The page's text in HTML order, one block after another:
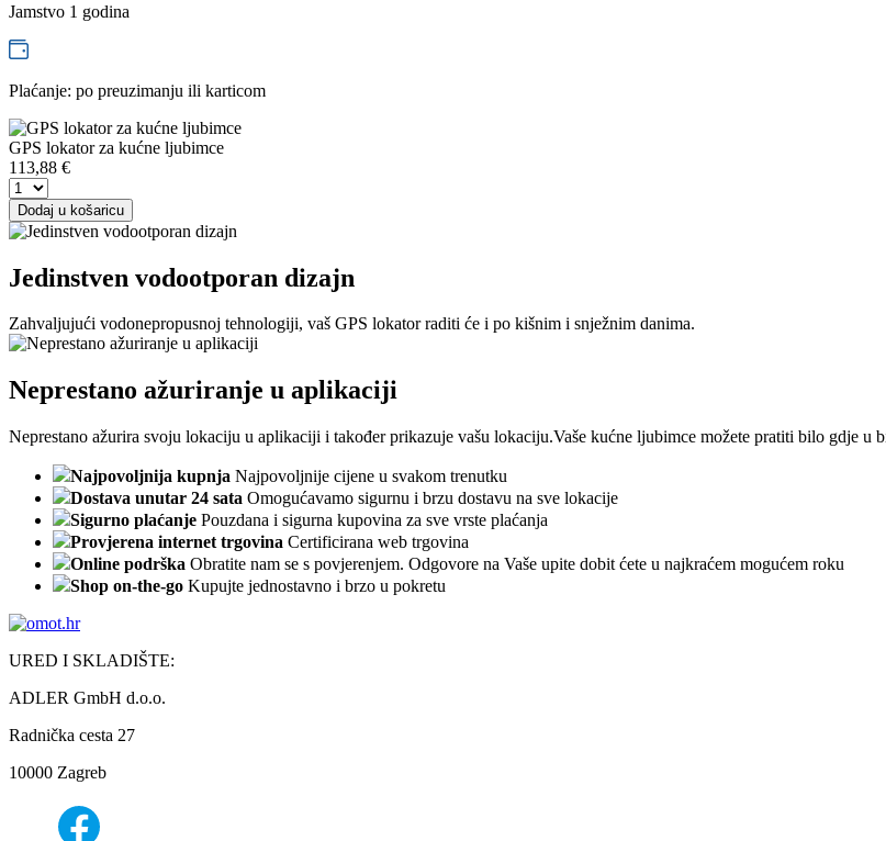
Jamstvo 1 godina
Plaćanje: po preuzimanju ili karticom
GPS lokator za kućne ljubimce
113,88 €
Dodaj u košaricu
Jedinstven vodootporan dizajn
Zahvaljujući vodonepropusnoj tehnologiji, vaš GPS lokator raditi će i po kišnim i snježnim danima.
Neprestano ažuriranje u aplikaciji
Neprestano ažurira svoju lokaciju u aplikaciji i također prikazuje vašu lokaciju.Vaše kućne ljubimce možete pratiti bilo gdje u
Najpovoljnija kupnja Najpovoljnije cijene u svakom trenutku
Dostava unutar 24 sata Omogućavamo sigurnu i brzu dostavu na sve lokacije
Sigurno plaćanje Pouzdana i sigurna kupovina za sve vrste plaćanja
Provjerena internet trgovina Certificirana web trgovina
Online podrška Obratite nam se s povjerenjem. Odgovore na Vaše upite dobit ćete u najkraćem mogućem roku
Shop on-the-go Kupujte jednostavno i brzo u pokretu
URED I SKLADIŠTE:
ADLER GmbH d.o.o.
Radnička cesta 27
10000 Zagreb